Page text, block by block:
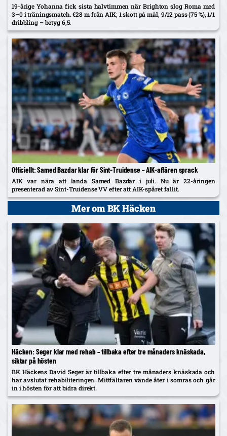
19-årige Yohanna fick sista halvtimmen när Brighton slog Roma med
3–0 i träningsmatch. €28 m från AIK; 1 skott på mål, 9/12 pass (75 %), 1/1
dribbling – betyg 6,5.
Officiellt: Samed Bazdar klar för Sint-Truidense – AIK-affären sprack
AIK var nära att landa Samed Bazdar i juli. Nu är 22-åringen
presenterad av Sint-Truidense VV efter att AIK-spåret fallit.
Mer om BK Häcken
Häcken: Seger klar med rehab – tillbaka efter tre månaders knäskada,
siktar på hösten
BK Häckens David Seger är tillbaka efter tre månaders knäskada och
har avslutat rehabiliteringen. Mittfältaren vände åter i somras och går
in i hösten för att bidra direkt.